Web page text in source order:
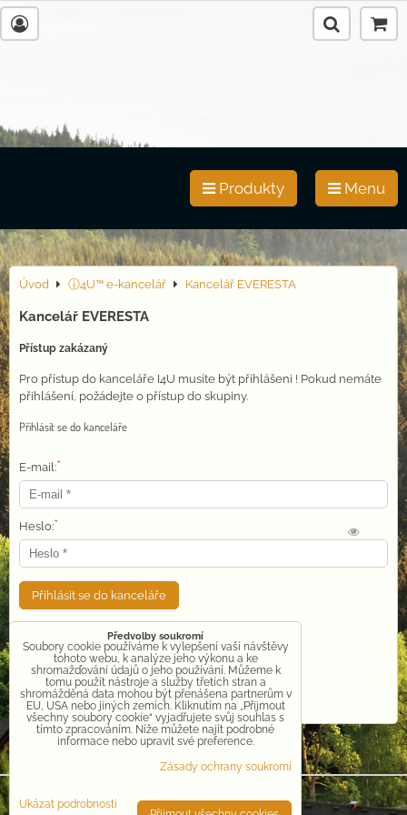
Produkty Menu
Úvod ⓘ4U™ e-kancelář Kancelář EVERESTA
Kancelář EVERESTA
Přístup zakázaný
Pro přístup do kanceláře I4U musíte být přihlášeni ! Pokud nemáte
přihlášení, požádejte o přístup do skupiny.
Přihlásit se do kanceláře
E-mail:*
Heslo:*
Přihlásit se do kanceláře
Zapoměl jsem heslo
Požádat o připojení do skupiny ⓘ4U™
Předvolby soukromí
Soubory cookie používáme k vylepšení vaší návštěvy
tohoto webu, k analýze jeho výkonu a ke
shromažďování údajů o jeho používání. Můžeme k
tomu použít nástroje a služby třetích stran a
shromážděná data mohou být přenášena partnerům v
EU, USA nebo jiných zemích. Kliknutím na „Přijmout
všechny soubory cookie“ vyjadřujete svůj souhlas s
tímto zpracováním. Níže můžete najít podrobné
informace nebo upravit své preference.
Zásady ochrany soukromí
Ukázat podrobnosti